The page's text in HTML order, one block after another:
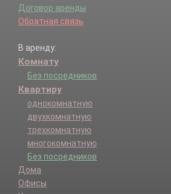
Договор аренды
Обратная связь
В аренду:
Комнату
Без посредников
Квартиру
однокомнатную
двухкомнатную
трехкомнатную
многокомнатную
Без посредников
Дома
Офисы